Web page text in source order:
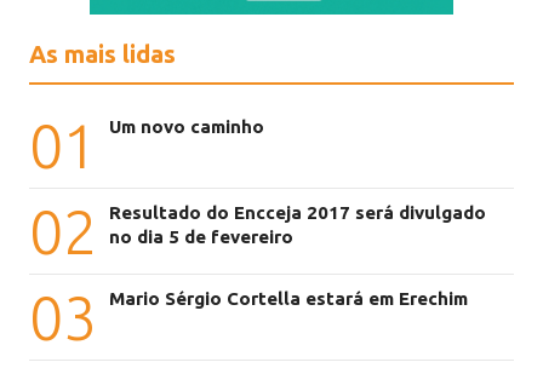
As mais lidas
01 Um novo caminho
02
Resultado do Encceja 2017 será divulgado
no dia 5 de fevereiro
03 Mario Sérgio Cortella estará em Erechim